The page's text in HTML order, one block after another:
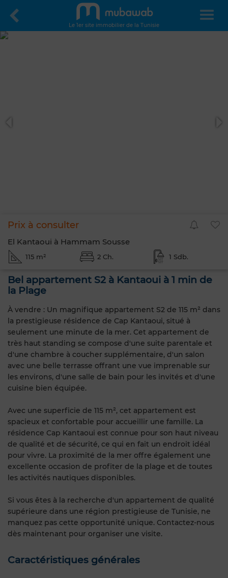
Le 1er site immobilier de la Tunisie
Prix à consulter
El Kantaoui à Hammam Sousse
115 m² 2 Ch. 1 Sdb.
Bel appartement S2 à Kantaoui à 1 min de
la Plage
À vendre : Un magnifique appartement S2 de 115 m² dans
la prestigieuse résidence de Cap Kantaoui, situé à
seulement une minute de la mer. Cet appartement de
très haut standing se compose d'une suite parentale et
d'une chambre à coucher supplémentaire, d'un salon
avec une belle terrasse offrant une vue imprenable sur
les environs, d'une salle de bain pour les invités et d'une
cuisine bien équipée.
Avec une superficie de 115 m², cet appartement est
spacieux et confortable pour accueillir une famille. La
résidence Cap Kantaoui est connue pour son haut niveau
de qualité et de sécurité, ce qui en fait un endroit idéal
pour vivre. La proximité de la mer offre également une
excellente occasion de profiter de la plage et de toutes
les activités nautiques disponibles.
Si vous êtes à la recherche d'un appartement de qualité
supérieure dans une région prestigieuse de Tunisie, ne
manquez pas cette opportunité unique. Contactez-nous
dès maintenant pour organiser une visite.
Caractéristiques générales